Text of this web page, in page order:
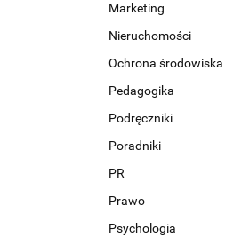
Marketing
Nieruchomości
Ochrona środowiska
Pedagogika
Podręczniki
Poradniki
PR
Prawo
Psychologia